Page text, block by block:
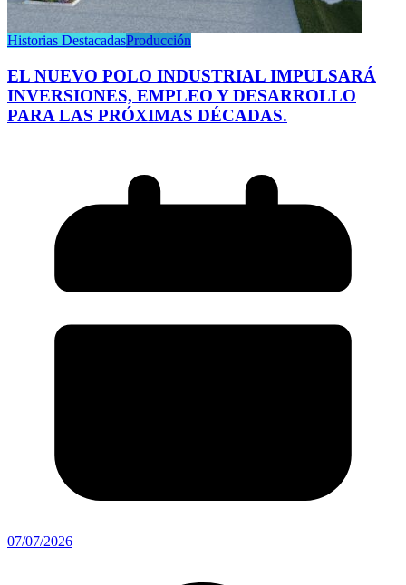
Historias DestacadasProducción
EL NUEVO POLO INDUSTRIAL IMPULSARÁ
INVERSIONES, EMPLEO Y DESARROLLO
PARA LAS PRÓXIMAS DÉCADAS.
07/07/2026